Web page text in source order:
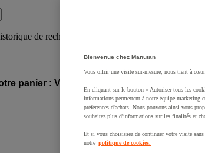
de recherche
panier : Vous avez ajouté un produit à
Bienvenue chez Manutan
Vous offrir une visite sur-mesure, nous tient à
En cliquant sur le bouton « Autoriser tous les
informations permettent à notre équipe marketing
préférences d'achats. Nous pouvons ainsi vous
souhaitez plus d'informations sur les finalités et
Et si vous choisissez de continuer votre visite
notre politique de cookies.